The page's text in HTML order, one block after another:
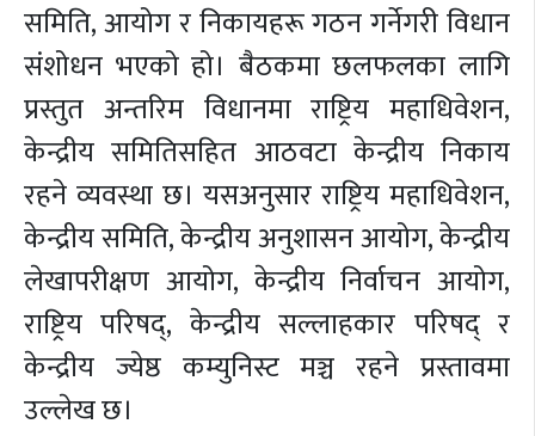
समिति, आयोग र निकायहरू गठन गर्नेगरी विधान
संशोधन भएको हो। बैठकमा छलफलका लागि
प्रस्तुत अन्तरिम विधानमा राष्ट्रिय महाधिवेशन,
केन्द्रीय समितिसहित आठवटा केन्द्रीय निकाय
रहने व्यवस्था छ। यसअनुसार राष्ट्रिय महाधिवेशन,
केन्द्रीय समिति, केन्द्रीय अनुशासन आयोग, केन्द्रीय
लेखापरीक्षण आयोग, केन्द्रीय निर्वाचन आयोग,
राष्ट्रिय परिषद्, केन्द्रीय सल्लाहकार परिषद् र
केन्द्रीय ज्येष्ठ कम्युनिस्ट मञ्च रहने प्रस्तावमा
उल्लेख छ।